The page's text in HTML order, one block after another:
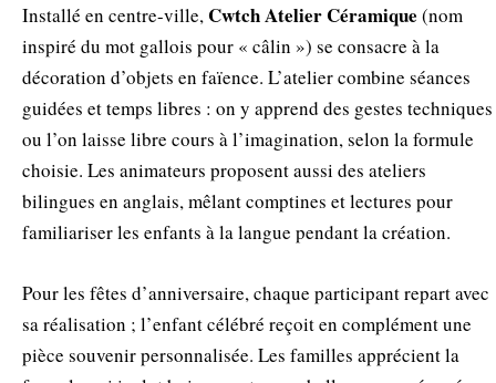
Installé en centre-ville,Cwtch Atelier Céramique (nom
inspiré du mot gallois pour « câlin ») se consacre à la
décoration d’objets en faïence. L’atelier combine séances
guidées et temps libres : on y apprend des gestes techniques
ou l’on laisse libre cours à l’imagination, selon la formule
choisie. Les animateurs proposent aussi des ateliers
bilingues en anglais, mêlant comptines et lectures pour
familiariser les enfants à la langue pendant la création.
Pour les fêtes d’anniversaire, chaque participant repart avec
sa réalisation ; l’enfant célébré reçoit en complément une
pièce souvenir personnalisée. Les familles apprécient la